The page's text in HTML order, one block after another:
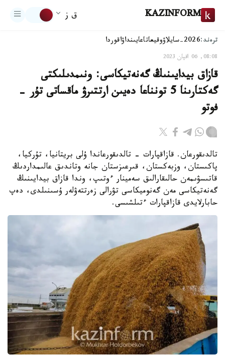
KAZINFORM ق ز
ترەند:2026-سايلاۋ وقيعاتاعايىنداۋاقوردا
08:08, 06 اقپان 2023
قازاق بيدايىنىڭ گەنەتيكاسى: ونىمدىلىكتى
گەكتارىنا 5 تونناعا دەيىن ارتتىرۋ ماقساتى تۇر -
فوتو
تالدىقورعان. قازاقپارات - تالدىقورعاندا ۇلى بريتانيا، تۇركيا،
پاكىستان، وزبەكستان، قىرعىزستان جانە وتاندىق عالىمداردىڭ
قاتىسۋىمەن حالىقارالىق سەمينار ءوتىپ، وندا قازاق بيدايىنىڭ
گەنەتيكاسى مەن گەنوميكاسى تۋرالى زەرتتەۋلەر ۇسىنىلدى، دەپ
حابارلايدى قازاقپارات ءتىلشىسى.